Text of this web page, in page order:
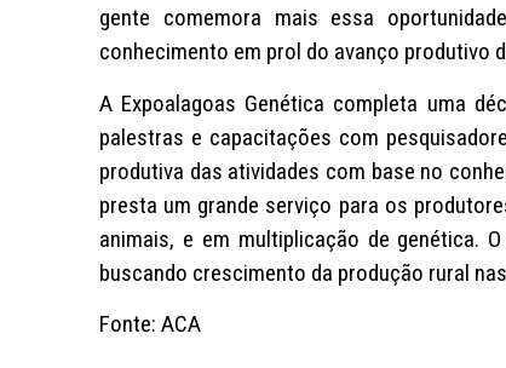
gente comemora mais essa
conhecimento em prol do avanço produtivo
A Expoalagoas Genética completa uma
palestras e capacitações com
produtiva das atividades com base no
presta um grande serviço para os
animais, e em multiplicação de genética.
buscando crescimento da produção rural
Fonte: ACA